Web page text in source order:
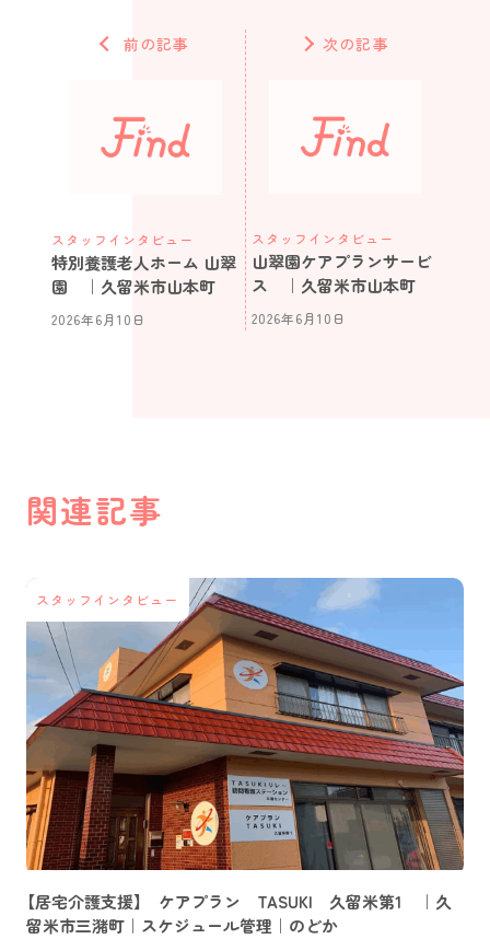
前の記事
スタッフインタビュー
特別養護老人ホーム 山翠
園 ｜久留米市山本町
2026年6月10日
次の記事
スタッフインタビュー
山翠園ケアプランサービ
ス ｜久留米市山本町
2026年6月10日
関連記事
スタッフインタビュー
【居宅介護支援】 ケアプラン TASUKI 久留米第1 ｜久
留米市三潴町｜スケジュール管理｜のどか